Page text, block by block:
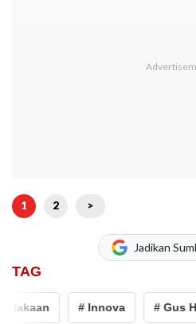
1 2 >
Jadikan
TAG
# Innova # Gus